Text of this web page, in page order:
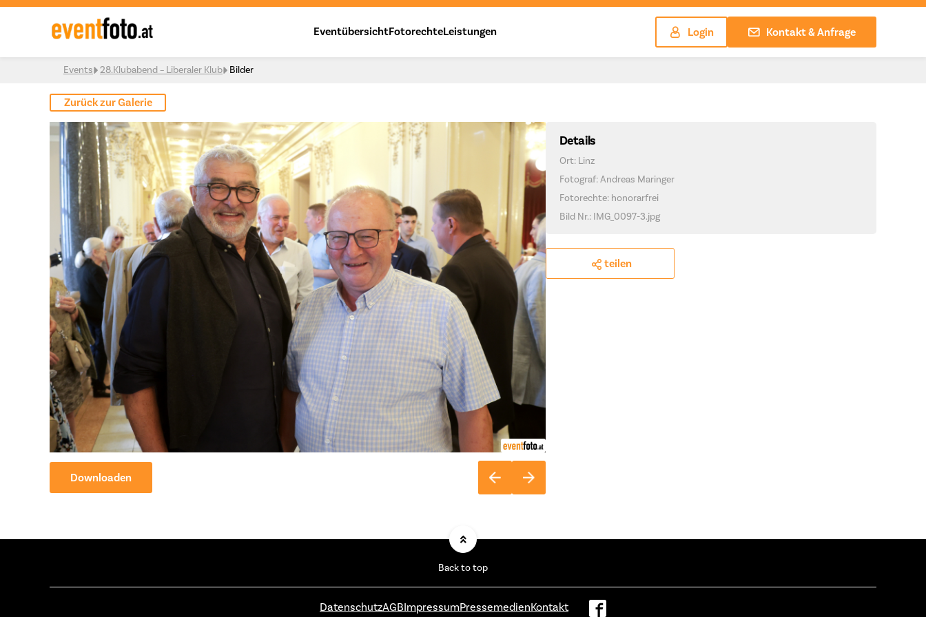
Skip to content
EventübersichtFotorechteLeistungen Login Kontakt & Anfrage
Events 28.Klubabend – Liberaler Klub Bilder
Zurück zur Galerie
Downloaden
Details
Ort: Linz
Fotograf: Andreas Maringer
Fotorechte: honorarfrei
Bild Nr.: IMG_0097-3.jpg
teilen
Back to top
DatenschutzAGBImpressumPressemedienKontakt